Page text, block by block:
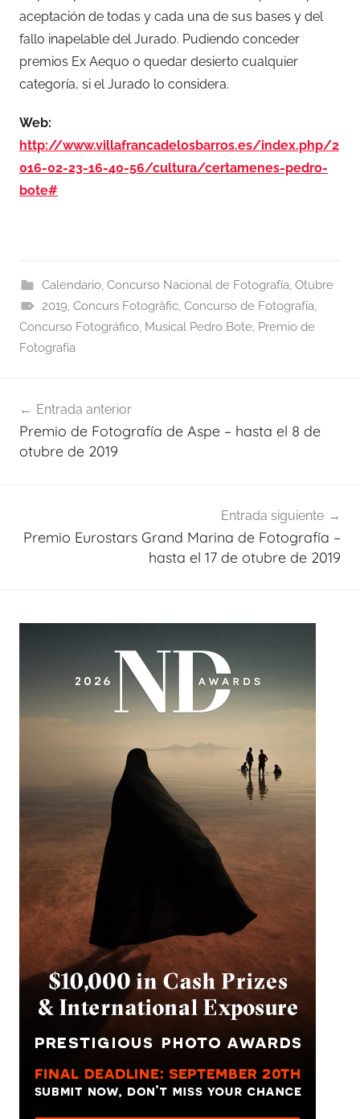
aceptación de todas y cada una de sus bases y del
fallo inapelable del Jurado. Pudiendo conceder
premios Ex Aequo o quedar desierto cualquier
categoría, si el Jurado lo considera.
Web:
http://www.villafrancadelosbarros.es/index.php/2
016-02-23-16-40-56/cultura/certamenes-pedro-
bote#
Calendario, Concurso Nacional de Fotografía, Otubre
2019, Concurs Fotogràfic, Concurso de Fotografía,
Concurso Fotográfico, Musical Pedro Bote, Premio de
Fotografía
de
entradas
Entrada anterior
Premio de Fotografía de Aspe – hasta el 8 de
otubre de 2019
Entrada siguiente
Premio Eurostars Grand Marina de Fotografía –
hasta el 17 de otubre de 2019